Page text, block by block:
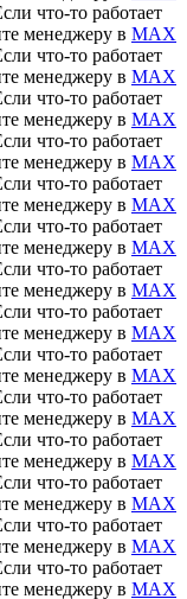
что-то работает
менеджеру в MAX
что-то работает
менеджеру в MAX
что-то работает
менеджеру в MAX
что-то работает
менеджеру в MAX
что-то работает
менеджеру в MAX
что-то работает
менеджеру в MAX
что-то работает
менеджеру в MAX
что-то работает
менеджеру в MAX
что-то работает
менеджеру в MAX
что-то работает
менеджеру в MAX
что-то работает
менеджеру в MAX
что-то работает
менеджеру в MAX
что-то работает
менеджеру в MAX
что-то работает
менеджеру в MAX